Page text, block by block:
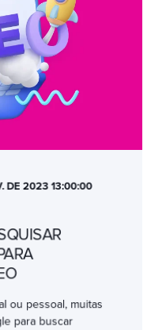
DE 2023 13:00:00
ou pessoal, muitas
para buscar